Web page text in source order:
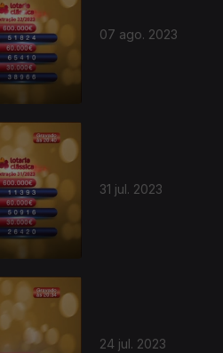
07 ago. 2023
31 jul. 2023
24 jul. 2023